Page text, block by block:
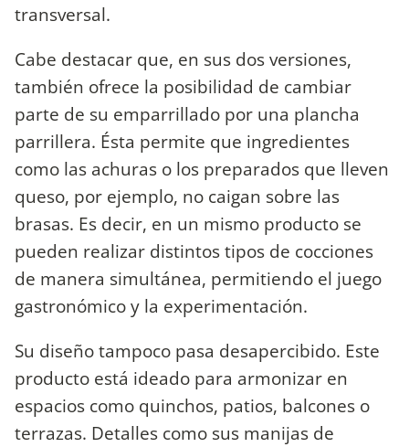
transversal.
Cabe destacar que, en sus dos versiones,
también ofrece la posibilidad de cambiar
parte de su emparrillado por una plancha
parrillera. Ésta permite que ingredientes
como las achuras o los preparados que lleven
queso, por ejemplo, no caigan sobre las
brasas. Es decir, en un mismo producto se
pueden realizar distintos tipos de cocciones
de manera simultánea, permitiendo el juego
gastronómico y la experimentación.
Su diseño tampoco pasa desapercibido. Este
producto está ideado para armonizar en
espacios como quinchos, patios, balcones o
terrazas. Detalles como sus manijas de